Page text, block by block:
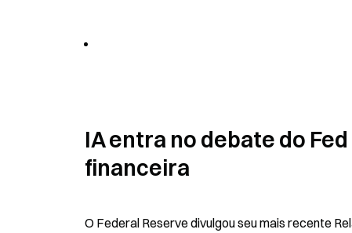
IA entra no debate do
financeira
O Federal Reserve divulgou seu mais recente